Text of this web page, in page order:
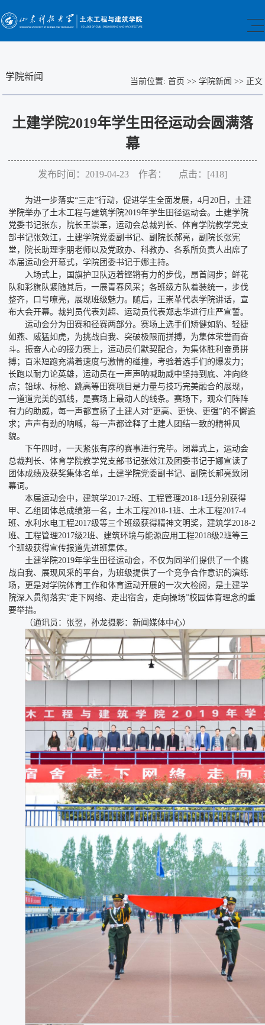
学院新闻 当前位置: 首页 >> 学院新闻 >> 正文
土建学院2019年学生田径运动会圆满落
幕
发布时间：2019-04-23 作者： 点击：[418]
为进一步落实“三走”行动，促进学生全面发展，4月20日，土建
学院举办了土木工程与建筑学院2019年学生田径运动会。土建学院
党委书记张东，院长王崇革，运动会总裁判长、体育学院教学党支
部书记张效江，土建学院党委副书记、副院长郝亮，副院长张宪
堂，院长助理李朋老师以及党政办、科教办、各系所负责人出席了
本届运动会开幕式，学院团委书记于娜主持。
入场式上，国旗护卫队迈着铿锵有力的步伐，昂首阔步；鲜花
队和彩旗队紧随其后，一展青春风采；各班级方队着装统一，步伐
整齐，口号嘹亮，展现班级魅力。随后，王崇革代表学院讲话，宣
布大会开幕。裁判员代表刘超、运动员代表郑志华进行庄严宣誓。
运动会分为田赛和径赛两部分。赛场上选手们矫健如豹、轻捷
如燕、威猛如虎，为挑战自我、突破极限而拼搏，为集体荣誉而奋
斗。振奋人心的接力赛上，运动员们默契配合，为集体胜利奋勇拼
搏；百米短跑充满着速度与激情的碰撞，考验着选手们的爆发力；
长跑以耐力论英雄，运动员在一声声呐喊助威中坚持到底、冲向终
点；铅球、标枪、跳高等田赛项目是力量与技巧完美融合的展现，
一道道完美的弧线，是赛场上最动人的线条。赛场下，观众们阵阵
有力的助威，每一声都宣扬了土建人对“更高、更快、更强”的不懈追
求；声声有劲的呐喊，每一声都诠释了土建人团结一致的精神风
貌。
下午四时，一天紧张有序的赛事进行完毕。闭幕式上，运动会
总裁判长、体育学院教学党支部书记张效江及团委书记于娜宣读了
团体成绩及获奖集体名单，土建学院党委副书记、副院长郝亮致闭
幕词。
本届运动会中，建筑学2017-2班、工程管理2018-1班分别获得
甲、乙组团体总成绩第一名，土木工程2018-1班、土木工程2017-4
班、水利水电工程2017级等三个班级获得精神文明奖，建筑学2018-2
班、工程管理2017级2班、建筑环境与能源应用工程2018级2班等三
个班级获得宣传报道先进班集体。
土建学院2019年学生田径运动会，不仅为同学们提供了一个挑
战自我、展现风采的平台，为班级提供了一个竞争合作意识的演练
场，更是对学院体育工作和体育运动开展的一次大检阅，是土建学
院深入贯彻落实“走下网络、走出宿舍，走向操场”校园体育理念的重
要举措。
（通讯员：张翌，孙龙摄影：新闻媒体中心）